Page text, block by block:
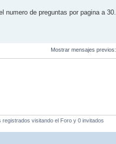
numero de preguntas por pagina a 30.
Mostrar mensajes previos:
visitando el Foro y 0 invitados